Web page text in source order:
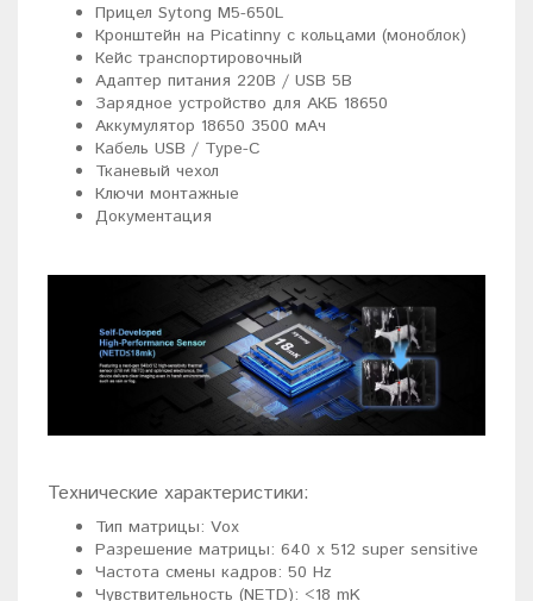
Прицел Sytong M5-650L
Кронштейн на Picatinny с кольцами (моноблок)
Кейс транспортировочный
Адаптер питания 220В / USB 5В
Зарядное устройство для АКБ 18650
Аккумулятор 18650 3500 мАч
Кабель USB / Type-C
Тканевый чехол
Ключи монтажные
Документация
Технические характеристики:
Тип матрицы: Vox
Разрешение матрицы: 640 x 512 super sensitive
Частота смены кадров: 50 Hz
Чувствительность (NETD): <18 mK